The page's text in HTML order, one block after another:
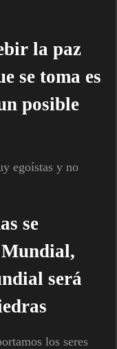
la paz
se toma es
posible
egoístas y no
se
será
los seres